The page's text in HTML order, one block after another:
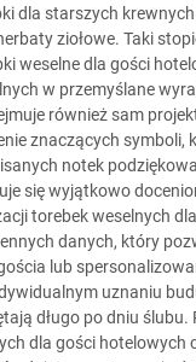
dla starszych
ziołowe. Taki
weselne dla gości
w przemyślane
również sam
znaczących symboli,
notek
się wyjątkowo
torebek weselnych
danych, który
lub
uznaniu
długo po dniu
dla gości hotelowych